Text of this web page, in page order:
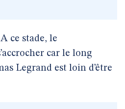
ce stade, le
car le long
Legrand est loin d’être